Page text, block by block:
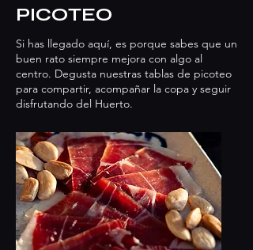
PICOTEO
Si has llegado aquí, es porque sabes que un
buen rato siempre mejora con algo al
centro. Degusta nuestras tablas de picoteo
para compartir, acompañar la copa y seguir
disfrutando del Huerto.